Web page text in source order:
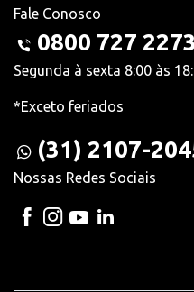
Fale Conosco
0800 727 2273
Segunda à sexta 8:00 às
*Exceto feriados
(31) 2107-
Nossas Redes Sociais